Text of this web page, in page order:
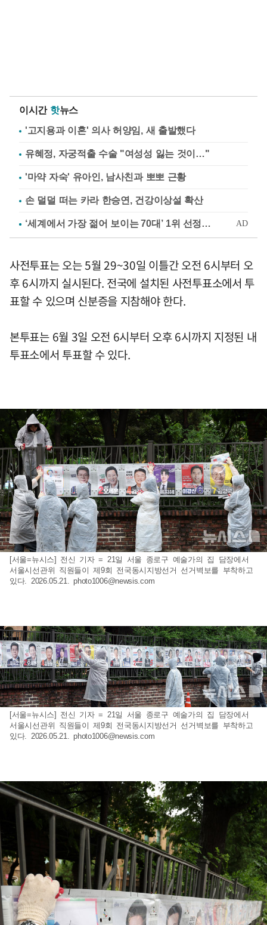
이시간 핫뉴스
'고지용과 이혼' 의사 허양임, 새 출발했다
유혜정, 자궁적출 수술 "여성성 잃는 것이…"
'마약 자숙' 유아인, 남사친과 뽀뽀 근황
손 덜덜 떠는 카라 한승연, 건강이상설 확산
사전투표는 오는 5월 29~30일 이틀간 오전 6시부터 오
후 6시까지 실시된다. 전국에 설치된 사전투표소에서 투
표할 수 있으며 신분증을 지참해야 한다.
본투표는 6월 3일 오전 6시부터 오후 6시까지 지정된 내
투표소에서 투표할 수 있다.
[서울=뉴시스] 전신 기자 = 21일 서울 종로구 예술가의 집 담장에서
서울시선관위 직원들이 제9회 전국동시지방선거 선거벽보를 부착하고
있다. 2026.05.21.photo1006@newsis.com
[서울=뉴시스] 전신 기자 = 21일 서울 종로구 예술가의 집 담장에서
서울시선관위 직원들이 제9회 전국동시지방선거 선거벽보를 부착하고
있다. 2026.05.21.photo1006@newsis.com